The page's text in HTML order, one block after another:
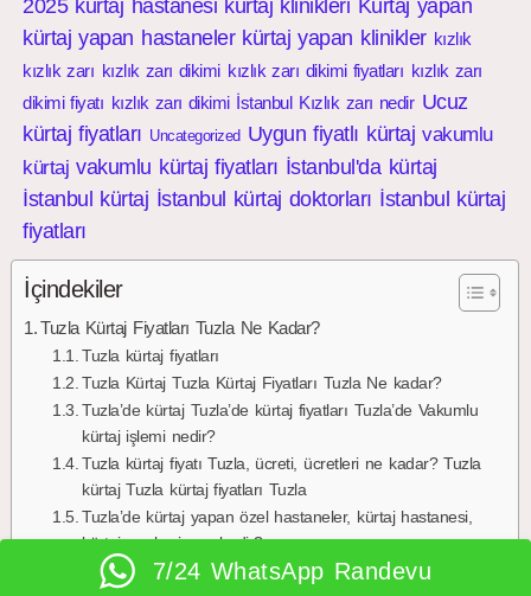
2025 kürtaj hastanesi kürtaj klinikleri Kürtaj yapan
kürtaj yapan hastaneler kürtaj yapan klinikler kızlık
kızlık zarı kızlık zarı dikimi kızlık zarı dikimi fiyatları kızlık zarı
dikimi fiyatı kızlık zarı dikimi İstanbul Kızlık zarı nedir Ucuz
kürtaj fiyatları Uncategorized Uygun fiyatlı kürtaj vakumlu
kürtaj vakumlu kürtaj fiyatları İstanbul'da kürtaj
İstanbul kürtaj İstanbul kürtaj doktorları İstanbul kürtaj
fiyatları
İçindekiler
Tuzla Kürtaj Fiyatları Tuzla Ne Kadar?
Tuzla kürtaj fiyatları
Tuzla Kürtaj Tuzla Kürtaj Fiyatları Tuzla Ne kadar?
Tuzla’de kürtaj Tuzla’de kürtaj fiyatları Tuzla’de Vakumlu
kürtaj işlemi nedir?
Tuzla kürtaj fiyatı Tuzla, ücreti, ücretleri ne kadar? Tuzla
kürtaj Tuzla kürtaj fiyatları Tuzla
Tuzla’de kürtaj yapan özel hastaneler, kürtaj hastanesi,
kürtaj merkezi nerelerdir?
7/24 WhatsApp Randevu